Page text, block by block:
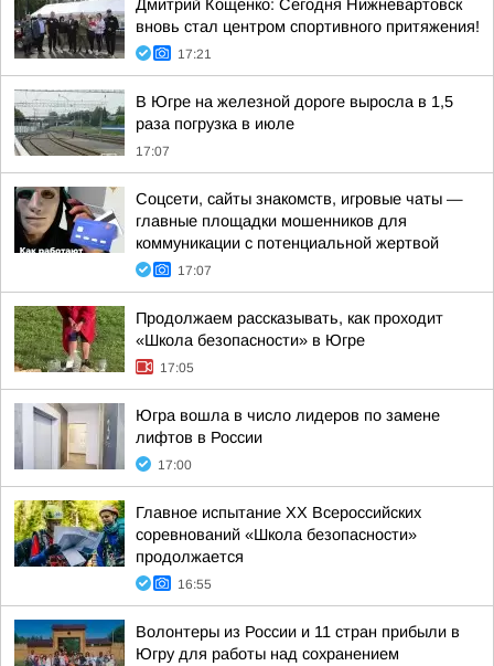
Дмитрий Кощенко: Сегодня Нижневартовск
вновь стал центром спортивного притяжения!
17:21
В Югре на железной дороге выросла в 1,5
раза погрузка в июле
17:07
Соцсети, сайты знакомств, игровые чаты —
главные площадки мошенников для
коммуникации с потенциальной жертвой
17:07
Продолжаем рассказывать, как проходит
«Школа безопасности» в Югре
17:05
Югра вошла в число лидеров по замене
лифтов в России
17:00
Главное испытание XX Всероссийских
соревнований «Школа безопасности»
продолжается
16:55
Волонтеры из России и 11 стран прибыли в
Югру для работы над сохранением